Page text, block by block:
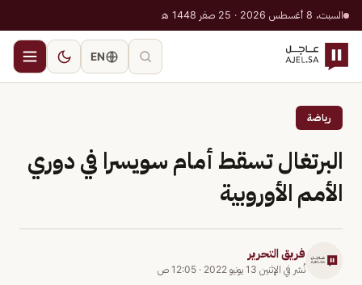
السبت، 8 أغسطس 2026 · 25 صفر 1448 هـ
EN
رياضة
البرتغال تسقط أمام سويسرا في دوري
الأمم الأوروبية
فريق التحرير
نُشر في الإثنين 13 يونيو 2022 · 12:05 ص